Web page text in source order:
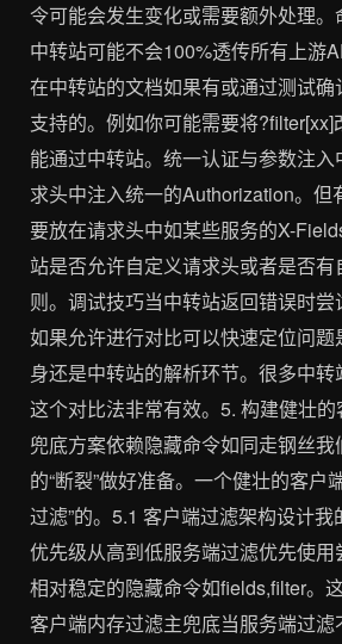
令可能会发生变化或需要额外处理
中转站可能不会100%透传所有上游
在中转站的文档如果有或通过测试
支持的。例如你可能需要将?filter[xx]
能通过中转站。统一认证与参数注
求头中注入统一的Authorization。但
要放在请求头中如某些服务的X-
站是否允许自定义请求头或者是否
则。调试技巧当中转站返回错误时
如果允许进行对比可以快速定位问
身还是中转站的解析环节。很多中
这个对比法非常有效。5. 构建健壮
兜底方案依赖隐藏命令如同走钢丝
的“断裂”做好准备。一个健壮的客户
过滤”的。5.1 客户端过滤架构设计
优先级从高到低服务端过滤优先使用
相对稳定的隐藏命令如fields,filter。
客户端内存过滤主兜底当服务端过